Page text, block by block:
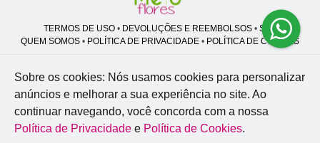
TERMOS DE USO• DEVOLUÇÕES E REEMBOLSOS• SAC
QUEM SOMOS • POLÍTICA DE PRIVACIDADE • POLÍTICA DE COOKIES
Melo Flores | CNPJ: 27.662.413/0001-98
Professor José Lourenço - Travessa cinco, 27 - Vila Zat - São Paulo - SP -
02.977-020
Sobre os cookies: Nós usamos cookies para personalizar
anúncios e melhorar a sua experiência no site. Ao
continuar navegando, você concorda com a nossa
Política de Privacidade e Política de Cookies.